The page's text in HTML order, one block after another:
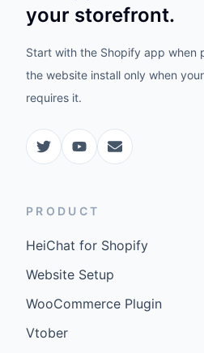
your storefront.
Start with the Shopify app when
the website install only when
requires it.
PRODUCT
HeiChat for Shopify
Website Setup
WooCommerce Plugin
Vtober